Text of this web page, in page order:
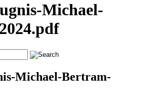
Michael-
Michael-Bertram-